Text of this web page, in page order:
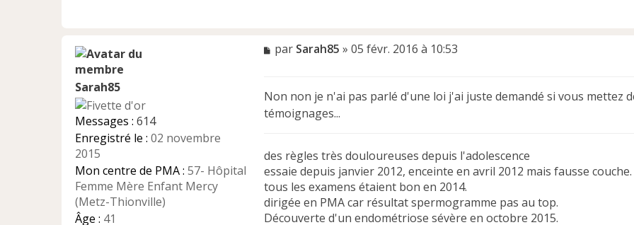
Sarah85
Messages : 614
Enregistré le : 02 novembre
2015
Mon centre de PMA : 57- Hôpital
Femme Mère Enfant Mercy
(Metz-Thionville)
Âge : 41
M
s
a
g
o
n
l
u
par Sarah85 » 05 févr. 2016 à 10:53
Non non je n'ai pas parlé d'une loi j'ai juste demandé si vous
témoignages...
des règles très douloureuses depuis l'adolescence
essaie depuis janvier 2012, enceinte en avril 2012 mais fausse couche.
tous les examens étaient bon en 2014.
dirigée en PMA car résultat spermogramme pas au top.
Découverte d'un endométriose sévère en octobre 2015.